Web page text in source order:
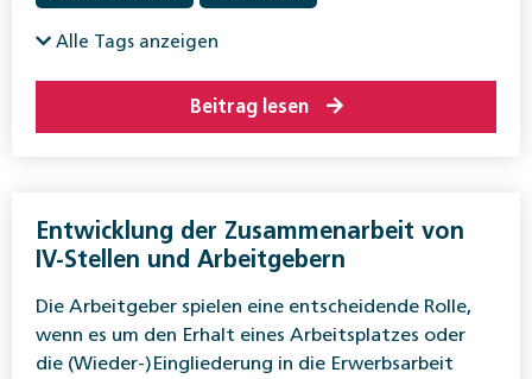
Invalidenversicherung
Alle Tags anzeigen
Beitrag lesen
Entwicklung der Zusammenarbeit von
IV-Stellen und Arbeitgebern
Die Arbeitgeber spielen eine entscheidende Rolle,
wenn es um den Erhalt eines Arbeitsplatzes oder
die (Wieder-)Eingliederung in die Erwerbsarbeit